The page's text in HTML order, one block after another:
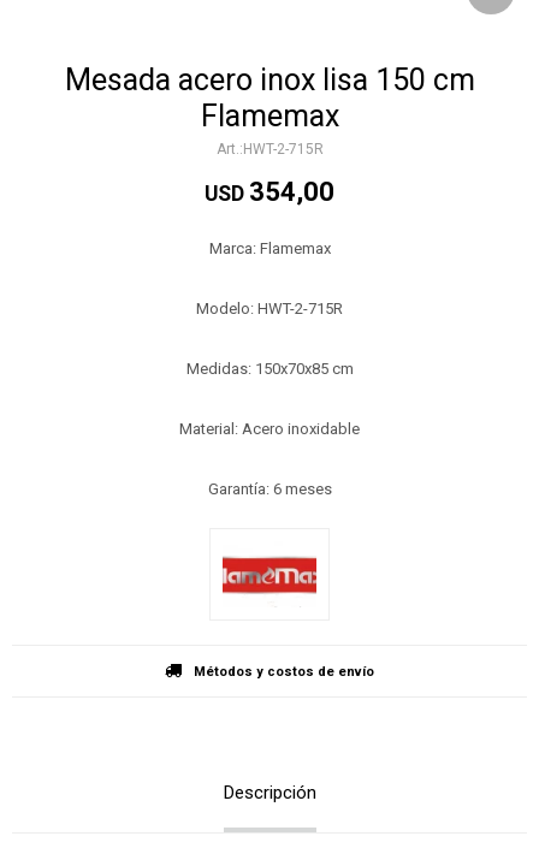
Mesada acero inox lisa 150 cm
Flamemax
HWT-2-715R
USD 354,00
Marca: Flamemax
Modelo: HWT-2-715R
Medidas: 150x70x85 cm
Material: Acero inoxidable
Garantía: 6 meses
Métodos y costos de envío
Descripción